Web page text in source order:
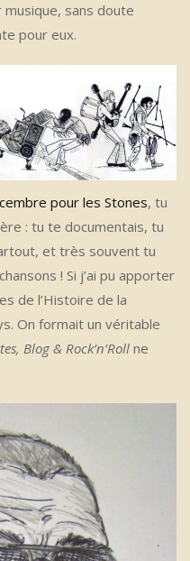
sans doute
pour eux.
pour les Stones, tu
: tu te documentais, tu
et très souvent tu
! Si j’ai pu apporter
de l’Histoire de la
On formait un véritable
Blog & Rock’n’Roll ne